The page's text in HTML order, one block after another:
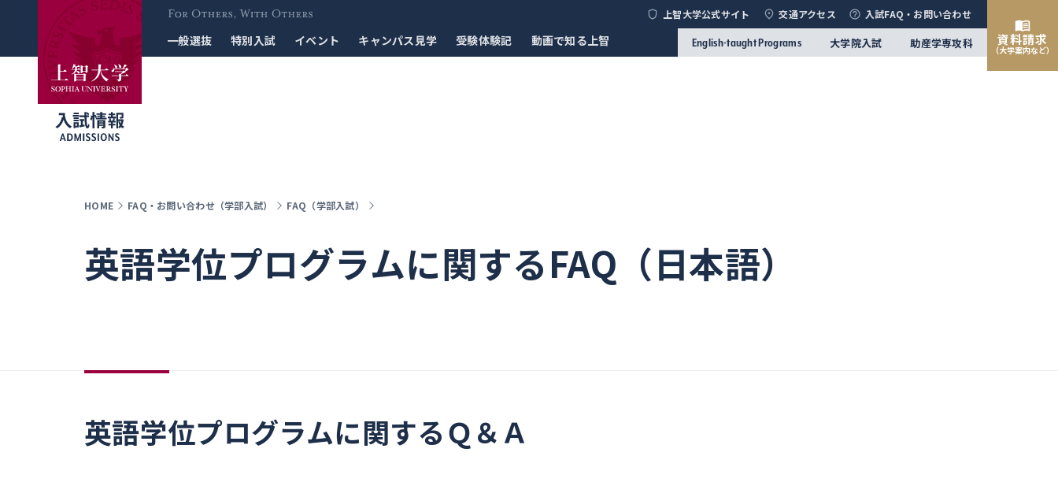
For Others, With
Others
上智大学公式サイト 交通アクセス 入試FAQ・お問い合わせ
一般選抜 特別入試 イベント キャンパス見学 受験体験記 動画で知る上智 English-taught Programs 大学院入試 助産学専攻科 資料請求
（大学案内など）
HOME FAQ・お問い合わせ（学部入試） FAQ（学部入試）
英語学位プログラムに関するFAQ（日本語）
英語学位プログラムに関するＱ＆Ａ